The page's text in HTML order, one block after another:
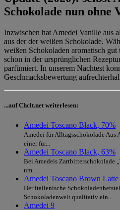
Schokolade nun ohne
Inzwischen hat Amedei Vanille aus
aus der der weißen Schokolade.
weißen Schokoladen aromatisch
schon in der ursprünglichen
parfümiert. In unserem Nachtest
Geschmacksbewertung
...auf Chclt.net weiterlesen:
Amedei Toscano Black, 70%
Amedei für Alltagsschokolade Aus
einer für...
Amedei Toscano Black, 63%
Bei Amedeis Zartbitterschokolade
um...
Amedei Toscano Brown Latte
Der italienische
Schokoladenwelt qualitativ ein...
Amedei 9